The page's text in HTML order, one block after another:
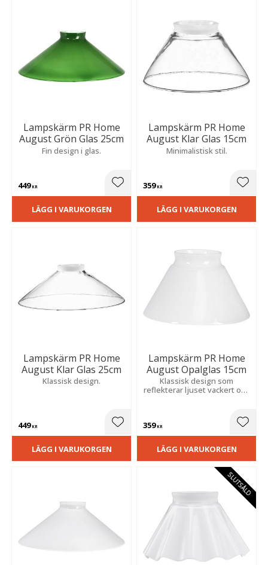
Lampskärm PR Home
August Grön Glas 25cm
Fin design i glas.
449KR Lägg till i favoriter
LÄGG I VARUKORGEN
Lampskärm PR Home
August Klar Glas 15cm
Minimalistisk stil.
359KR
LÄGG I VARUKORGEN
Lampskärm PR Home
August Klar Glas 25cm
Klassisk design.
449KR Lägg till i favoriter
LÄGG I VARUKORGEN
Lampskärm PR Home
August Opalglas 15cm
Klassisk design som
reflekterar ljuset vackert och
359KR
LÄGG I VARUKORGEN
SLUTSÅLD